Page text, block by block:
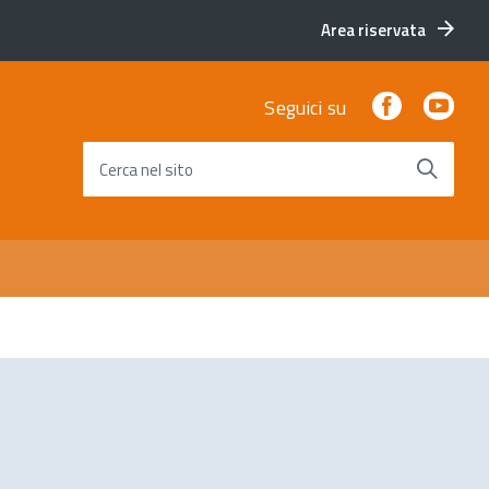
Area riservata
Seguici su Facebook
Cerca nel sito